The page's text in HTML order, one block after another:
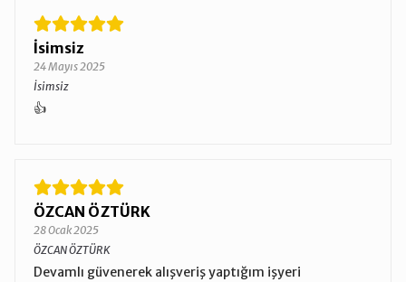
İsimsiz
24 Mayıs 2025
İsimsiz
👍
ÖZCAN ÖZTÜRK
28 Ocak 2025
ÖZCAN ÖZTÜRK
Devamlı güvenerek alışveriş yaptığım işyeri